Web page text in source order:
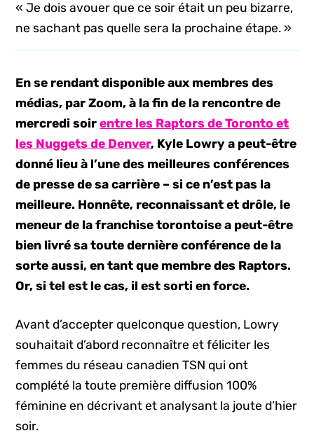
« Je dois avouer que ce soir était un peu bizarre,
ne sachant pas quelle sera la prochaine étape. »
En se rendant disponible aux membres des
médias, par Zoom, à la fin de la rencontre de
mercredi soirentre les Raptors de Toronto et
les Nuggets de Denver, Kyle Lowry a peut-être
donné lieu à l’une des meilleures conférences
de presse de sa carrière – si ce n’est pas la
meilleure. Honnête, reconnaissant et drôle, le
meneur de la franchise torontoise a peut-être
bien livré sa toute dernière conférence de la
sorte aussi, en tant que membre des Raptors.
Or, si tel est le cas, il est sorti en force.
Avant d’accepter quelconque question, Lowry
souhaitait d’abord reconnaître et féliciter les
femmes du réseau canadien TSN qui ont
complété la toute première diffusion 100%
féminine en décrivant et analysant la joute d’hier
soir.